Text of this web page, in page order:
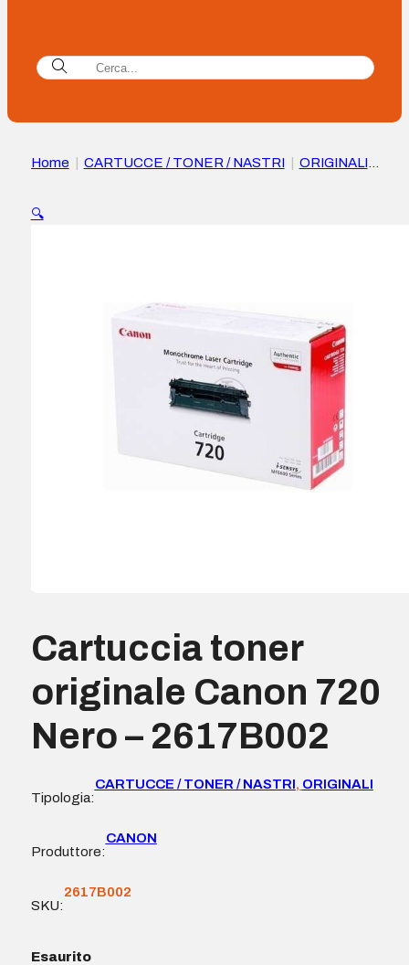
Home CARTUCCE / TONER / NASTRI
ORIGINALI
🔍
Cartuccia toner
originale Canon 720
Nero – 2617B002
Tipologia:
CARTUCCE / TONER / NASTRI, ORIGINALI
Produttore:
CANON
SKU:
2617B002
Esaurito